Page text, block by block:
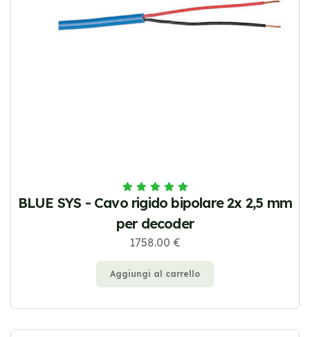
BLUE SYS - Cavo rigido bipolare 2x 2,5 mm
per decoder
1758.00 €
Aggiungi al carrello